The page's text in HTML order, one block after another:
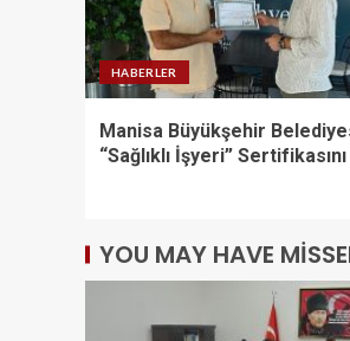
HABERLER
Manisa Büyükşehir
“Sağlıklı İşyeri” Sertifikasını
YOU MAY HAVE